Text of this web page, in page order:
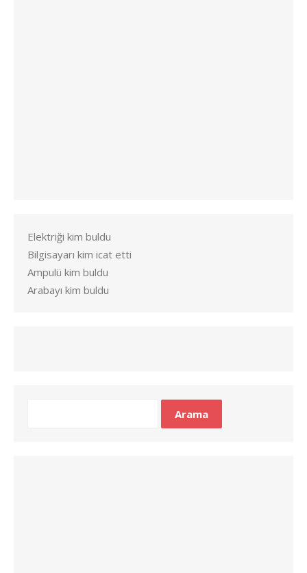
Elektriği kim buldu
Bilgisayarı kim icat etti
Ampulü kim buldu
Arabayı kim buldu